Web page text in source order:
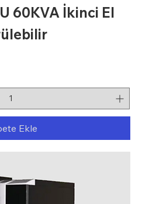
60KVA İkinci El
Ekle